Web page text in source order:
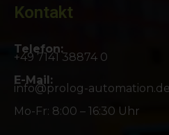
Kontakt
Telefon:
+49 7141 38874 0
E-Mail:
info@prolog-automation.de
Mo-Fr: 8:00 – 16:30 Uhr